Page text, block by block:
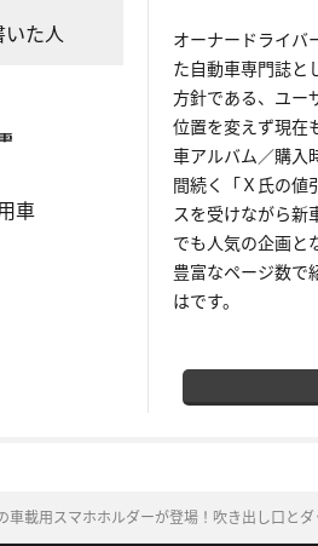
いた人
車
オーナードライバ
た自動車専門誌と
方針である、ユー
位置を変えず現在
車アルバム／購入
間続く「Ｘ氏の値
スを受けながら新
でも人気の企画と
豊富なページ数で
はです。
車載用スマホホルダーが登場！吹き出し口とダ